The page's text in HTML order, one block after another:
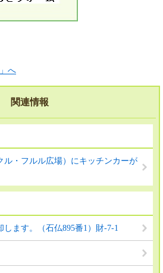
へ
関連情報
ル・フルル広場）にキッチンカーが
します。（石仏895番1）財-7-1